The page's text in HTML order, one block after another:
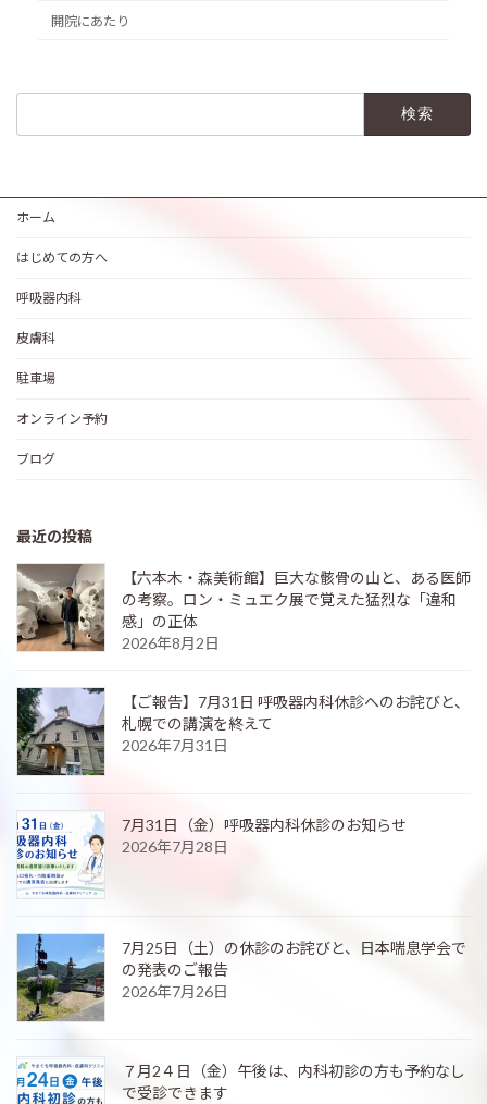
開院にあたり
ホーム
はじめての方へ
呼吸器内科
皮膚科
駐車場
オンライン予約
ブログ
最近の投稿
【六本木・森美術館】巨大な骸骨の山と、ある医師
の考察。ロン・ミュエク展で覚えた猛烈な「違和
感」の正体
2026年8月2日
【ご報告】7月31日 呼吸器内科休診へのお詫びと、
札幌での講演を終えて
2026年7月31日
7月31日（金）呼吸器内科休診のお知らせ
2026年7月28日
7月25日（土）の休診のお詫びと、日本喘息学会で
の発表のご報告
2026年7月26日
７月2４日（金）午後は、内科初診の方も予約なし
で受診できます